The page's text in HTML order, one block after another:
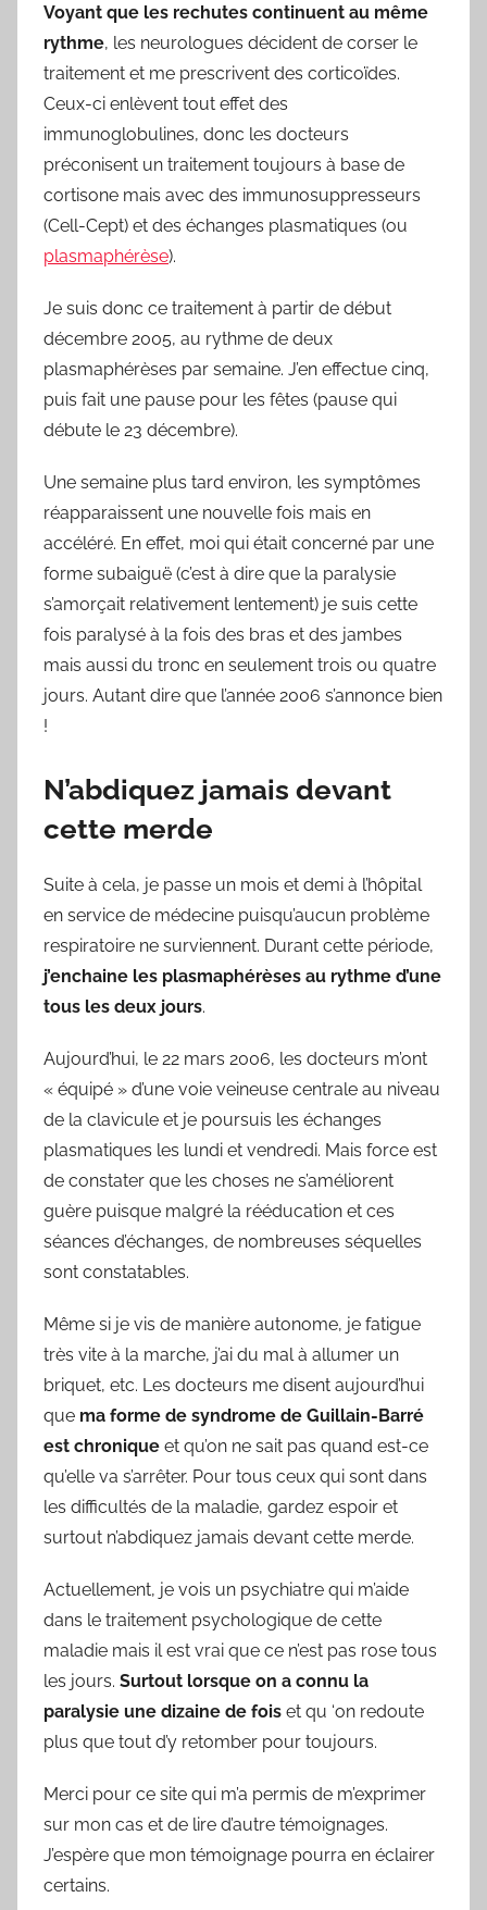
Voyant que les rechutes continuent au même
rythme, les neurologues décident de corser le
traitement et me prescrivent des corticoïdes.
Ceux-ci enlèvent tout effet des
immunoglobulines, donc les docteurs
préconisent un traitement toujours à base de
cortisone mais avec des immunosuppresseurs
(Cell-Cept) et des échanges plasmatiques (ou
plasmaphérèse).
Je suis donc ce traitement à partir de début
décembre 2005, au rythme de deux
plasmaphérèses par semaine. J’en effectue cinq,
puis fait une pause pour les fêtes (pause qui
débute le 23 décembre).
Une semaine plus tard environ, les symptômes
réapparaissent une nouvelle fois mais en
accéléré. En effet, moi qui était concerné par une
forme subaiguë (c’est à dire que la paralysie
s’amorçait relativement lentement) je suis cette
fois paralysé à la fois des bras et des jambes
mais aussi du tronc en seulement trois ou quatre
jours. Autant dire que l’année 2006 s’annonce bien
!
N’abdiquez jamais devant
cette merde
Suite à cela, je passe un mois et demi à l’hôpital
en service de médecine puisqu’aucun problème
respiratoire ne surviennent. Durant cette période,
j’enchaine les plasmaphérèses au rythme d’une
tous les deux jours.
Aujourd’hui, le 22 mars 2006, les docteurs m’ont
« équipé » d’une voie veineuse centrale au niveau
de la clavicule et je poursuis les échanges
plasmatiques les lundi et vendredi. Mais force est
de constater que les choses ne s’améliorent
guère puisque malgré la rééducation et ces
séances d’échanges, de nombreuses séquelles
sont constatables.
Même si je vis de manière autonome, je fatigue
très vite à la marche, j’ai du mal à allumer un
briquet, etc. Les docteurs me disent aujourd’hui
que ma forme de syndrome de Guillain-Barré
est chronique et qu’on ne sait pas quand est-ce
qu’elle va s’arrêter. Pour tous ceux qui sont dans
les difficultés de la maladie, gardez espoir et
surtout n’abdiquez jamais devant cette merde.
Actuellement, je vois un psychiatre qui m’aide
dans le traitement psychologique de cette
maladie mais il est vrai que ce n’est pas rose tous
les jours. Surtout lorsque on a connu la
paralysie une dizaine de fois et qu ‘on redoute
plus que tout d’y retomber pour toujours.
Merci pour ce site qui m’a permis de m’exprimer
sur mon cas et de lire d’autre témoignages.
J’espère que mon témoignage pourra en éclairer
certains.